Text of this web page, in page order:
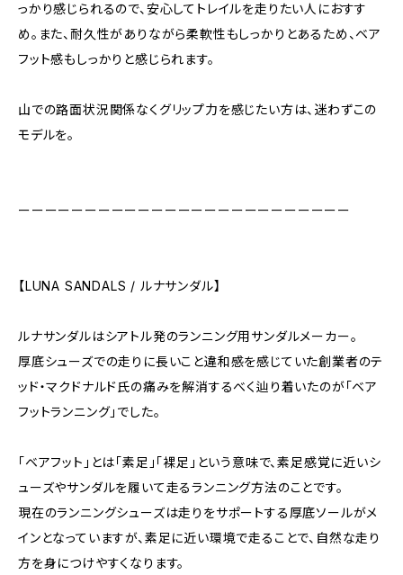
っかり感じられるので、安心してトレイルを走りたい人におすす
め。また、耐久性がありながら柔軟性もしっかりとあるため、ベア
フット感もしっかりと感じられます。
山での路面状況関係なくグリップ力を感じたい方は、迷わずこの
モデルを。
ーーーーーーーーーーーーーーーーーーーーーーーーー
【LUNA SANDALS / ルナサンダル】
ルナサンダルはシアトル発のランニング用サンダルメーカー。
厚底シューズでの走りに長いこと違和感を感じていた創業者のテ
ッド・マクドナルド氏の痛みを解消するべく辿り着いたのが「ベア
フットランニング」でした。
「ベアフット」とは「素足」「裸足」という意味で、素足感覚に近いシ
ューズやサンダルを履いて走るランニング方法のことです。
現在のランニングシューズは走りをサポートする厚底ソールがメ
インとなっていますが、素足に近い環境で走ることで、自然な走り
方を身につけやすくなります。